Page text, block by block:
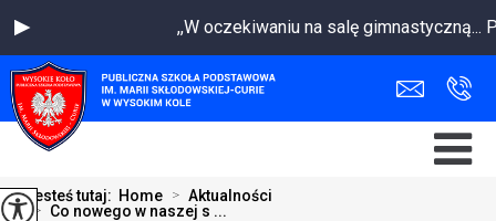
,,W oczekiwaniu na salę gimnastyczną...
Jesteś tutaj: Home > Aktualności
> Co nowego w naszej s ...